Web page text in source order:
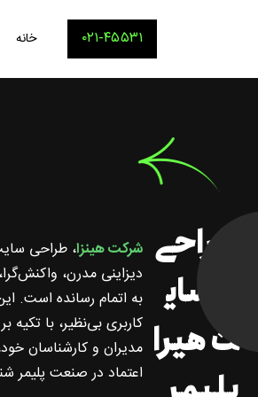
۰۲۱-۴۵۵۳۱ خانه
طراحی
وبسای
ت هیرا
شرکت هینزا، طراحی
دیزاینی مدرن،
به اتمام رسانده است.
کاربری بی‌نظیر، با
مدیران و کارشناسان
اعتماد در صنعت پلیمر